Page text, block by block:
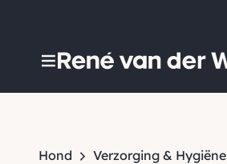
Hond Verzorging & Hygiëne